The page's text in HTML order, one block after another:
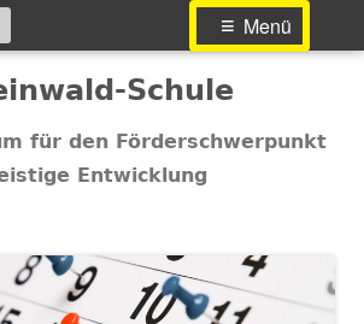
Schule
für den Förderschwerpunkt
Entwicklung
Menü
Suchen
nach: